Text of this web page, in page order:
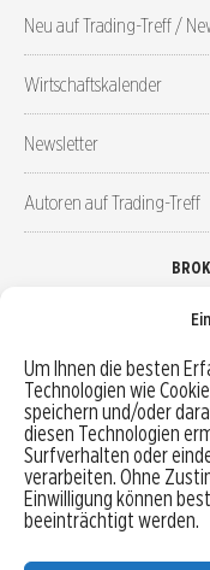
Um Ihnen die besten
Technologien wie
speichern und/oder
diesen Technologien
Surfverhalten oder
verarbeiten. Ohne
Einwilligung können
beeinträchtigt werden.
Neu auf Trading-Treff /
Wirtschaftskalender
Newsletter
Autoren auf Trading-Treff
Robo-Advisor vergleichen
Depotvergleich
Festgeld vergleichen